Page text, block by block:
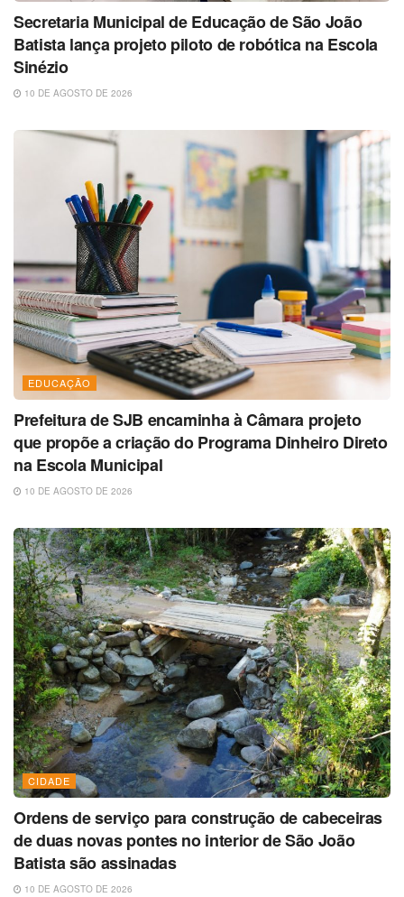
Secretaria Municipal de Educação de São João
Batista lança projeto piloto de robótica na Escola
Sinézio
10 DE AGOSTO DE 2026
EDUCAÇÃO
Prefeitura de SJB encaminha à Câmara projeto
que propõe a criação do Programa Dinheiro Direto
na Escola Municipal
10 DE AGOSTO DE 2026
CIDADE
Ordens de serviço para construção de cabeceiras
de duas novas pontes no interior de São João
Batista são assinadas
10 DE AGOSTO DE 2026